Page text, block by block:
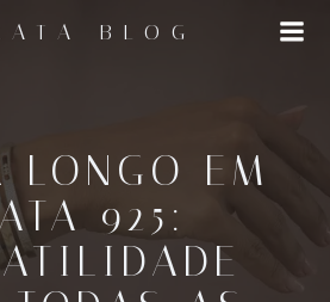
paraBLOG
LONGO EM
925: